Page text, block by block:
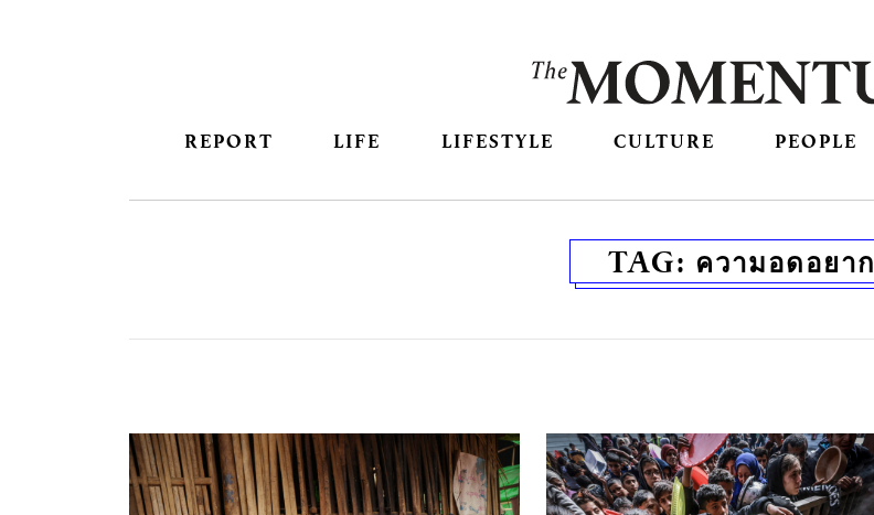
REPORT LIFE LIFESTYLE CULTURE PEOPLE
TAG: ความอดอยาก